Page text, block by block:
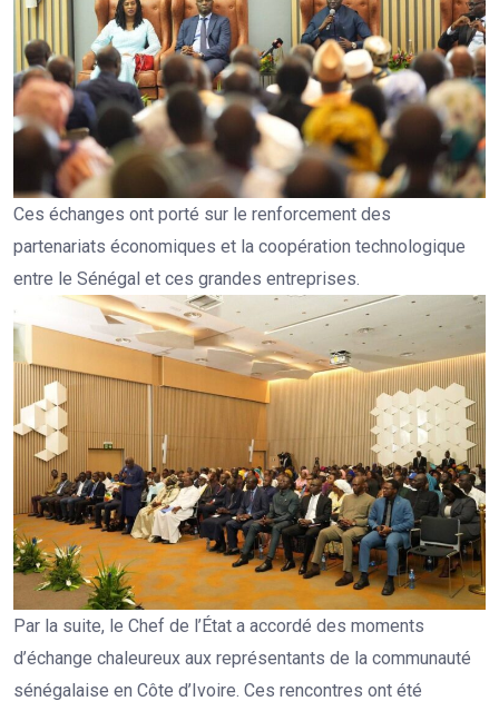
Ces échanges ont porté sur le renforcement des
partenariats économiques et la coopération technologique
entre le Sénégal et ces grandes entreprises.
Par la suite, le Chef de l’État a accordé des moments
d’échange chaleureux aux représentants de la communauté
sénégalaise en Côte d’Ivoire. Ces rencontres ont été